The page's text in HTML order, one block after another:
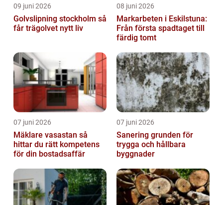
09 juni 2026
Golvslipning stockholm så
får trägolvet nytt liv
08 juni 2026
Markarbeten i Eskilstuna:
Från första spadtaget till
färdig tomt
07 juni 2026
Mäklare vasastan så
hittar du rätt kompetens
för din bostadsaffär
07 juni 2026
Sanering grunden för
trygga och hållbara
byggnader